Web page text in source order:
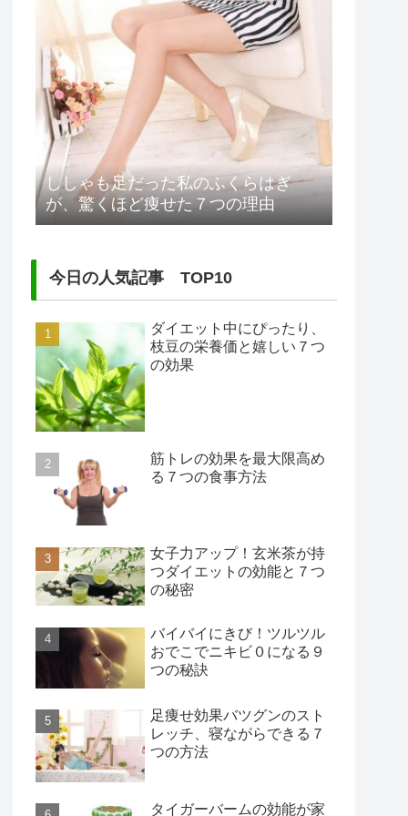
ししゃも足だった私のふくらはぎ
が、驚くほど痩せた７つの理由
今日の人気記事 TOP10
ダイエット中にぴったり、
枝豆の栄養価と嬉しい７つ
の効果
筋トレの効果を最大限高め
る７つの食事方法
女子力アップ！玄米茶が持
つダイエットの効能と７つ
の秘密
バイバイにきび！ツルツル
おでこでニキビ０になる９
つの秘訣
足痩せ効果バツグンのスト
レッチ、寝ながらできる７
つの方法
タイガーバームの効能が家